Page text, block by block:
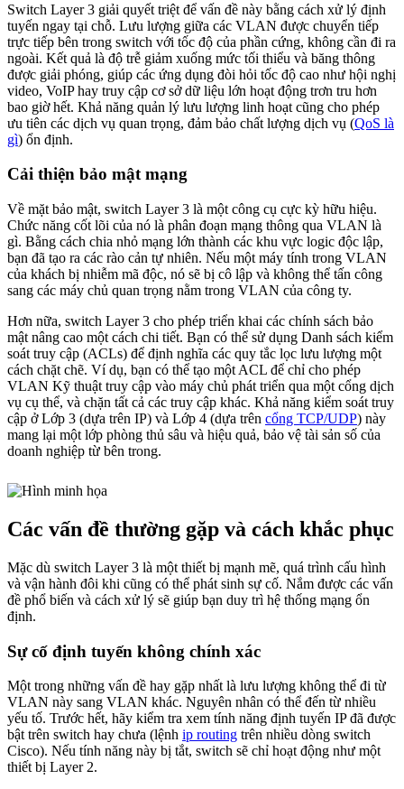
Switch Layer 3 giải quyết triệt để vấn đề này bằng cách xử lý định
tuyến ngay tại chỗ. Lưu lượng giữa các VLAN được chuyển tiếp
trực tiếp bên trong switch với tốc độ của phần cứng, không cần đi ra
ngoài. Kết quả là độ trễ giảm xuống mức tối thiểu và băng thông
được giải phóng, giúp các ứng dụng đòi hỏi tốc độ cao như hội nghị
video, VoIP hay truy cập cơ sở dữ liệu lớn hoạt động trơn tru hơn
bao giờ hết. Khả năng quản lý lưu lượng linh hoạt cũng cho phép
ưu tiên các dịch vụ quan trọng, đảm bảo chất lượng dịch vụ (QoS là
gì) ổn định.
Cải thiện bảo mật mạng
Về mặt bảo mật, switch Layer 3 là một công cụ cực kỳ hữu hiệu.
Chức năng cốt lõi của nó là phân đoạn mạng thông qua VLAN là
gì. Bằng cách chia nhỏ mạng lớn thành các khu vực logic độc lập,
bạn đã tạo ra các rào cản tự nhiên. Nếu một máy tính trong VLAN
của khách bị nhiễm mã độc, nó sẽ bị cô lập và không thể tấn công
sang các máy chủ quan trọng nằm trong VLAN của công ty.
Hơn nữa, switch Layer 3 cho phép triển khai các chính sách bảo
mật nâng cao một cách chi tiết. Bạn có thể sử dụng Danh sách kiểm
soát truy cập (ACLs) để định nghĩa các quy tắc lọc lưu lượng một
cách chặt chẽ. Ví dụ, bạn có thể tạo một ACL để chỉ cho phép
VLAN Kỹ thuật truy cập vào máy chủ phát triển qua một cổng dịch
vụ cụ thể, và chặn tất cả các truy cập khác. Khả năng kiểm soát truy
cập ở Lớp 3 (dựa trên IP) và Lớp 4 (dựa trên cổng TCP/UDP) này
mang lại một lớp phòng thủ sâu và hiệu quả, bảo vệ tài sản số của
doanh nghiệp từ bên trong.
Các vấn đề thường gặp và cách khắc phục
Mặc dù switch Layer 3 là một thiết bị mạnh mẽ, quá trình cấu hình
và vận hành đôi khi cũng có thể phát sinh sự cố. Nắm được các vấn
đề phổ biến và cách xử lý sẽ giúp bạn duy trì hệ thống mạng ổn
định.
Sự cố định tuyến không chính xác
Một trong những vấn đề hay gặp nhất là lưu lượng không thể đi từ
VLAN này sang VLAN khác. Nguyên nhân có thể đến từ nhiều
yếu tố. Trước hết, hãy kiểm tra xem tính năng định tuyến IP đã được
bật trên switch hay chưa (lệnh ip routing trên nhiều dòng switch
Cisco). Nếu tính năng này bị tắt, switch sẽ chỉ hoạt động như một
thiết bị Layer 2.